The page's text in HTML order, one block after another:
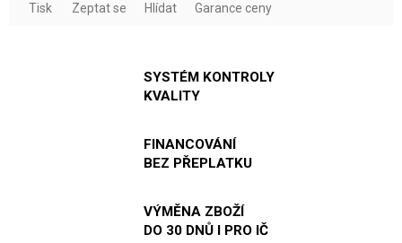
Tisk Zeptat se Hlídat Garance ceny
SYSTÉM KONTROLY
KVALITY
FINANCOVÁNÍ
BEZ PŘEPLATKU
VÝMĚNA ZBOŽÍ
DO 30 DNŮ I PRO IČ